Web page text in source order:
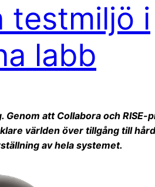
testmiljö i
labb
att Collabora och RISE-
världen över tillgång till
av hela systemet.